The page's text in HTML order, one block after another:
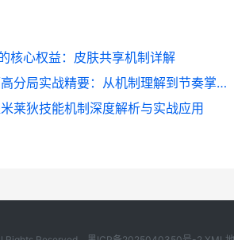
核心权益：皮肤共享机制详解
鲁班大师高分局实战精要：从机制理解到节奏掌控
莱狄技能机制深度解析与实战应用